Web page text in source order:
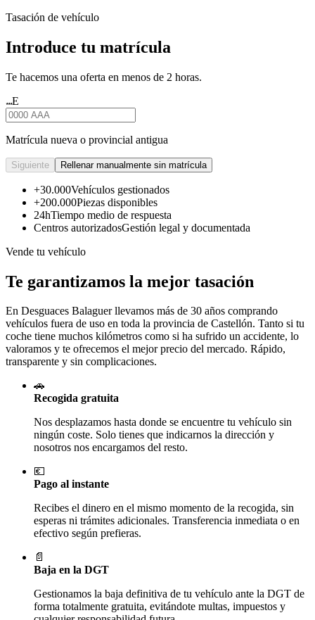
Tasación de vehículo
Introduce tu matrícula
Te hacemos una oferta en menos de 2 horas.
★★★E
Matrícula nueva o provincial antigua
Siguiente Rellenar manualmente sin matrícula
+30.000Vehículos gestionados
+200.000Piezas disponibles
24hTiempo medio de respuesta
Centros autorizadosGestión legal y documentada
Vende tu vehículo
Te garantizamos la mejor tasación
En Desguaces Balaguerllevamos más de 30 años comprando
vehículos fuera de uso en toda la provincia de Castellón. Tanto si tu
coche tiene muchos kilómetros como si ha sufrido un accidente, lo
valoramos y te ofrecemos el mejor precio del mercado. Rápido,
transparente y sin complicaciones.
🚗
Recogida gratuita
Nos desplazamos hasta donde se encuentre tu vehículo sin
ningún coste. Solo tienes que indicarnos la dirección y
nosotros nos encargamos del resto.
💶
Pago al instante
Recibes el dinero en el mismo momento de la recogida, sin
esperas ni trámites adicionales. Transferencia inmediata o en
efectivo según prefieras.
📄
Baja en la DGT
Gestionamos la baja definitiva de tu vehículo ante la DGT de
forma totalmente gratuita, evitándote multas, impuestos y